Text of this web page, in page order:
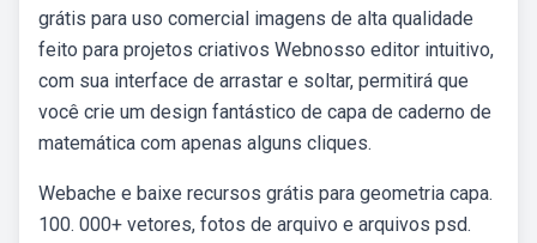
grátis para uso comercial imagens de alta qualidade
feito para projetos criativos Webnosso editor intuitivo,
com sua interface de arrastar e soltar, permitirá que
você crie um design fantástico de capa de caderno de
matemática com apenas alguns cliques.
Webache e baixe recursos grátis para geometria capa.
100. 000+ vetores, fotos de arquivo e arquivos psd.